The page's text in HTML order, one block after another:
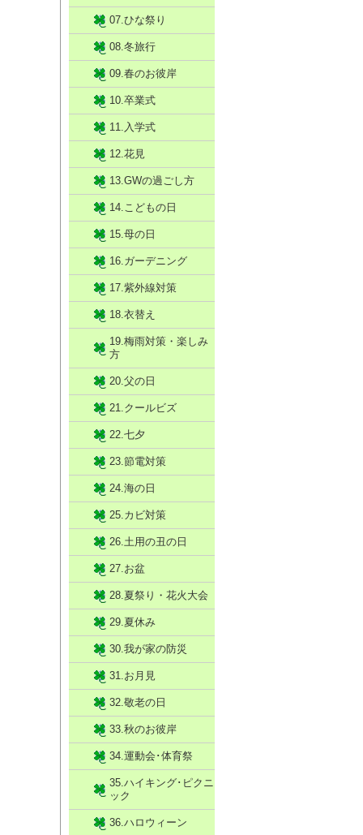
07.ひな祭り
08.冬旅行
09.春のお彼岸
10.卒業式
11.入学式
12.花見
13.GWの過ごし方
14.こどもの日
15.母の日
16.ガーデニング
17.紫外線対策
18.衣替え
19.梅雨対策・楽しみ
方
20.父の日
21.クールビズ
22.七夕
23.節電対策
24.海の日
25.カビ対策
26.土用の丑の日
27.お盆
28.夏祭り・花火大会
29.夏休み
30.我が家の防災
31.お月見
32.敬老の日
33.秋のお彼岸
34.運動会･体育祭
35.ハイキング･ピクニ
ック
36.ハロウィーン